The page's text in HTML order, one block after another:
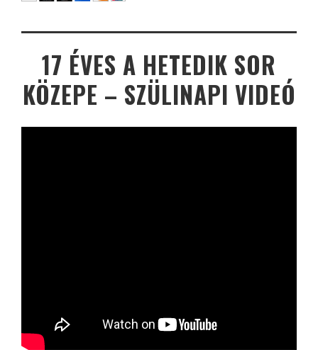
17 ÉVES A HETEDIK SOR
KÖZEPE – SZÜLINAPI VIDEÓ